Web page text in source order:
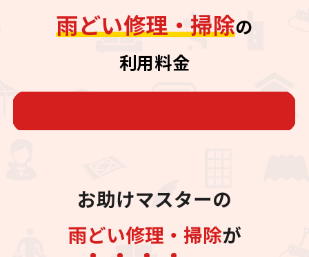
雨どい修理・掃除の
利用料金
お助けマスターの
雨どい修理・掃除が